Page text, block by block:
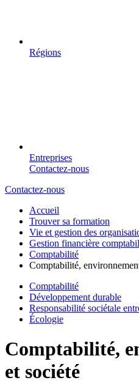
Régions
Entreprises
Contactez-nous
Contactez-nous
Accueil
Trouver sa formation
Vie et gestion des
Gestion financière
Comptabilité
Comptabilité,
Comptabilité
Développement durable
Responsabilité sociétale
Écologie
Comptabilité,
et société